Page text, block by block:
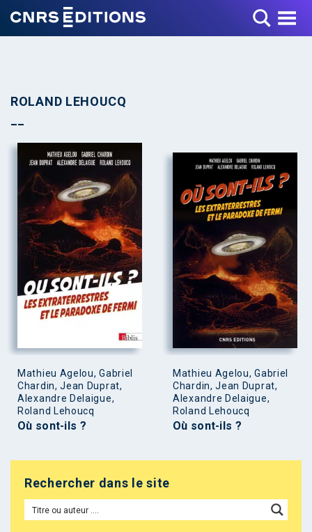
Toggle Menu
ROLAND LEHOUCQ
Mathieu Agelou, Gabriel
Chardin, Jean Duprat,
Alexandre Delaigue,
Roland Lehoucq
Où sont-ils ?
Mathieu Agelou, Gabriel
Chardin, Jean Duprat,
Alexandre Delaigue,
Roland Lehoucq
Où sont-ils ?
Rechercher dans le site